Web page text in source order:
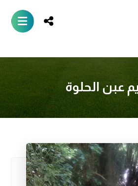
عبن الحلوة